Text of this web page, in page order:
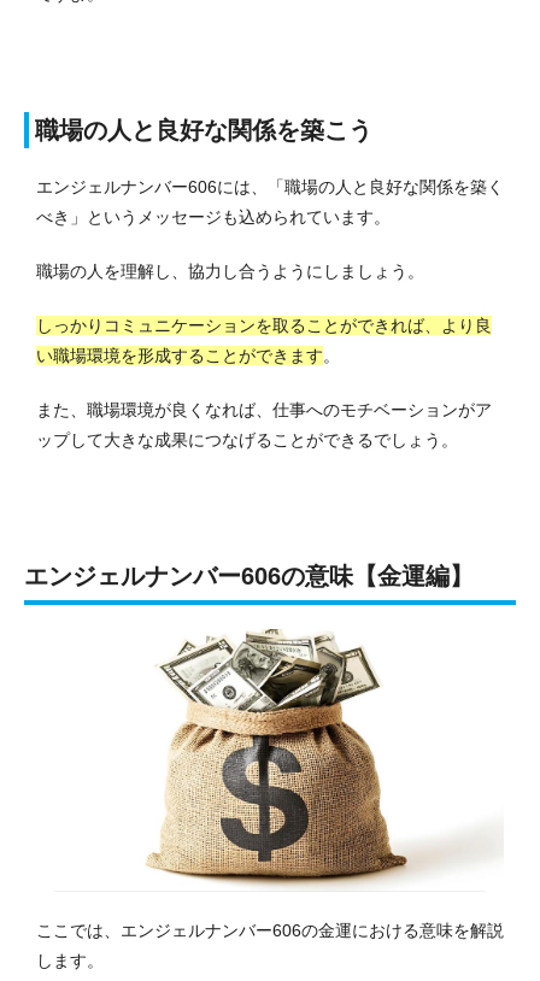
職場の人と良好な関係を築こう
エンジェルナンバー606には、「職場の人と良好な関係を築く
べき」というメッセージも込められています。
職場の人を理解し、協力し合うようにしましょう。
しっかりコミュニケーションを取ることができれば、より良
い職場環境を形成することができます。
また、職場環境が良くなれば、仕事へのモチベーションがア
ップして大きな成果につなげることができるでしょう。
エンジェルナンバー606の意味【金運編】
ここでは、エンジェルナンバー606の金運における意味を解説
します。